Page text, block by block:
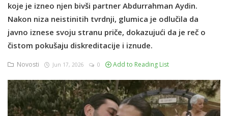
Filmovi
Glumci
Register
koje je izneo njen bivši partner Abdurrahman Aydin.
Nakon niza neistinitih tvrdnji, glumica je odlučila da
javno iznese svoju stranu priče, dokazujući da je reč o
čistom pokušaju diskreditacije i iznude.
Novosti Jun 17, 2026 0 Add to Reading List